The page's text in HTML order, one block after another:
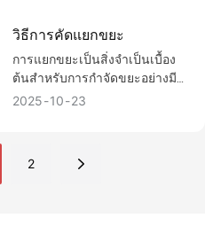
ต้อง และสถานการณ์พิเศษของ
การทำความสะอาดก่อนการ
รีไซเคิลพลาสติกจากหลากหลาย
มุมมอง เพื่อช่วยให้ทุกคนเข้าใจ
ถึงความเชื่อมโยงสำคัญนี้ในการ
พลาสติกเหล่านี้ไม่ได้รับการ
จัดการอย่างถูกต้อง พวกมันจะ
เป็นภัยคุกคามต่อสิ่งแวดล้อม
วิธีการคัดแยกขยะ
การแยกขยะเป็นสิ่งจำเป็นเบื้อง
ต้นสำหรับการกำจัดขยะอย่างมี
ประสิทธิภาพ แม้ว่ามาตรฐาน
2025 10 23
2